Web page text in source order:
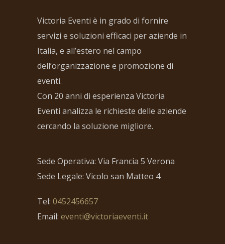
Victoria Eventi è in grado di fornire
servizi e soluzioni efficaci per aziende in
Italia, e all’estero nel campo
dell’organizzazione e promozione di
eventi.
Con 20 anni di esperienza Victoria
Eventi analizza le richieste delle aziende
cercando la soluzione migliore.
Sede Operativa: Via Francia 5 Verona
Sede Legale: Vicolo san Matteo 4
Tel: 0452456657
Email: eventi@victoriaeventi.it